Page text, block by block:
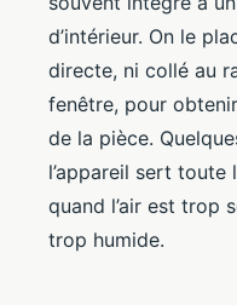
d’intérieur. On le
directe, ni collé au
fenêtre, pour
de la pièce.
l’appareil sert toute
quand l’air est trop
trop humide.